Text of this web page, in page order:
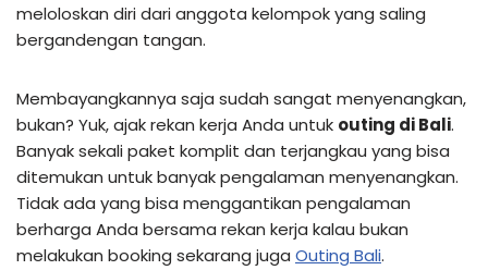
meloloskan diri dari anggota kelompok yang saling
bergandengan tangan.
Membayangkannya saja sudah sangat menyenangkan,
bukan? Yuk, ajak rekan kerja Anda untuk outing di Bali.
Banyak sekali paket komplit dan terjangkau yang bisa
ditemukan untuk banyak pengalaman menyenangkan.
Tidak ada yang bisa menggantikan pengalaman
berharga Anda bersama rekan kerja kalau bukan
melakukan booking sekarang juga Outing Bali.